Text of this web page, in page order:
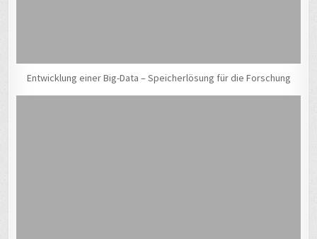
Entwicklung einer Big-Data – Speicherlösung für die Forschung